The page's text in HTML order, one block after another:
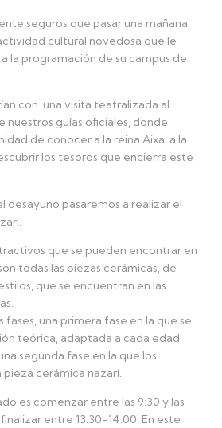
seguros que pasar una mañana
cultural novedosa que le
la programación de su campus de
con una visita teatralizada al
nuestros guías oficiales, donde
de conocer a la reina Aixa, a la
los tesoros que encierra este
desayuno pasaremos a realizar el
que se pueden encontrar en
todas las piezas cerámicas, de
que se encuentran en las
fases, una primera fase en la que se
teórica, adaptada a cada edad,
segunda fase en la que los
pieza cerámica nazarí.
es comenzar entre las 9:30 y las
entre 13:30-14:00. En este